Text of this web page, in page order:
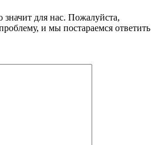
для нас. Пожалуйста,
и мы постараемся ответить